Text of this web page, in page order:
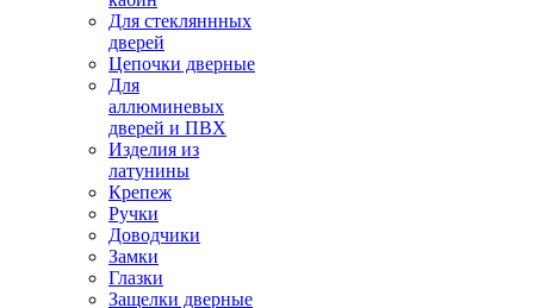
Для стекляннных
дверей
Цепочки дверные
Для
аллюминевых
дверей и ПВХ
Изделия из
латунины
Крепеж
Ручки
Доводчики
Замки
Глазки
Защелки дверные